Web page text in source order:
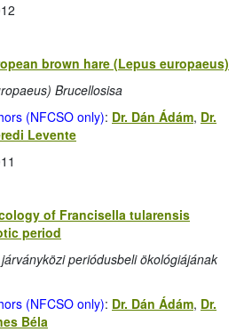
brown hare (Lepus europaeus)
Brucellosisa
(NFCSO only): Dr. Dán Ádám, Dr.
Levente
of Francisella tularensis
period
periódusbeli ökológiájának
(NFCSO only): Dr. Dán Ádám, Dr.
Béla